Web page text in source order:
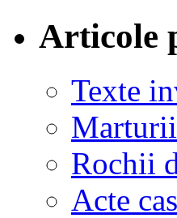
Articole
Texte
Rochii
Acte